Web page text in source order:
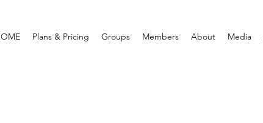
Plans & Pricing Groups Members About Media